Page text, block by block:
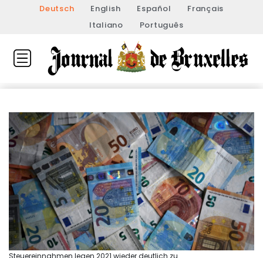
Deutsch English Español
Français
Italiano
Português